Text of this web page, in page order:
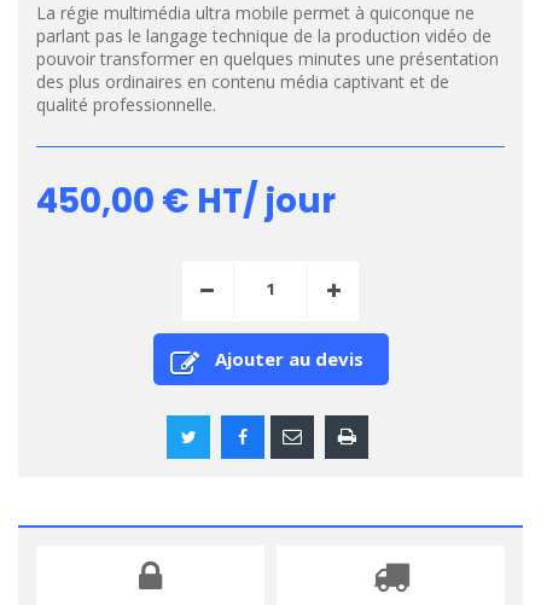
La régie multimédia ultra mobile permet à quiconque ne
parlant pas le langage technique de la production vidéo de
pouvoir transformer en quelques minutes une présentation
des plus ordinaires en contenu média captivant et de
qualité professionnelle.
450,00 € HT/ jour
Ajouter au devis